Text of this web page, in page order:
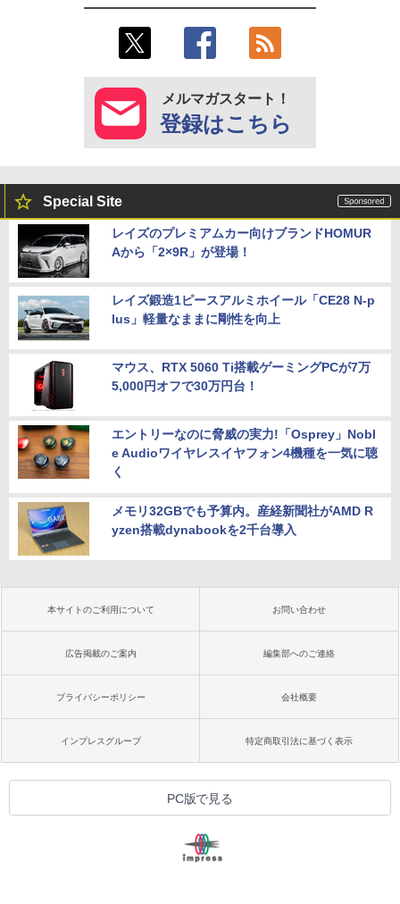
メルマガスタート！
登録はこちら
Special Site
レイズのプレミアムカー向けブランドHOMUR
Aから「2×9R」が登場！
レイズ鍛造1ピースアルミホイール「CE28 N-p
lus」軽量なままに剛性を向上
マウス、RTX 5060 Ti搭載ゲーミングPCが7万
5,000円オフで30万円台！
エントリーなのに脅威の実力!「Osprey」Nobl
e Audioワイヤレスイヤフォン4機種を一気に聴
く
メモリ32GBでも予算内。産経新聞社がAMD R
yzen搭載dynabookを2千台導入
本サイトのご利用について お問い合わせ
広告掲載のご案内 編集部へのご連絡
プライバシーポリシー 会社概要
インプレスグループ 特定商取引法に基づく表示
PC版で見る